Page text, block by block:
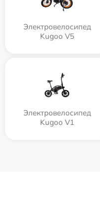
Электровелосипед
Kugoo V5
Электровелосипед
Kugoo V1